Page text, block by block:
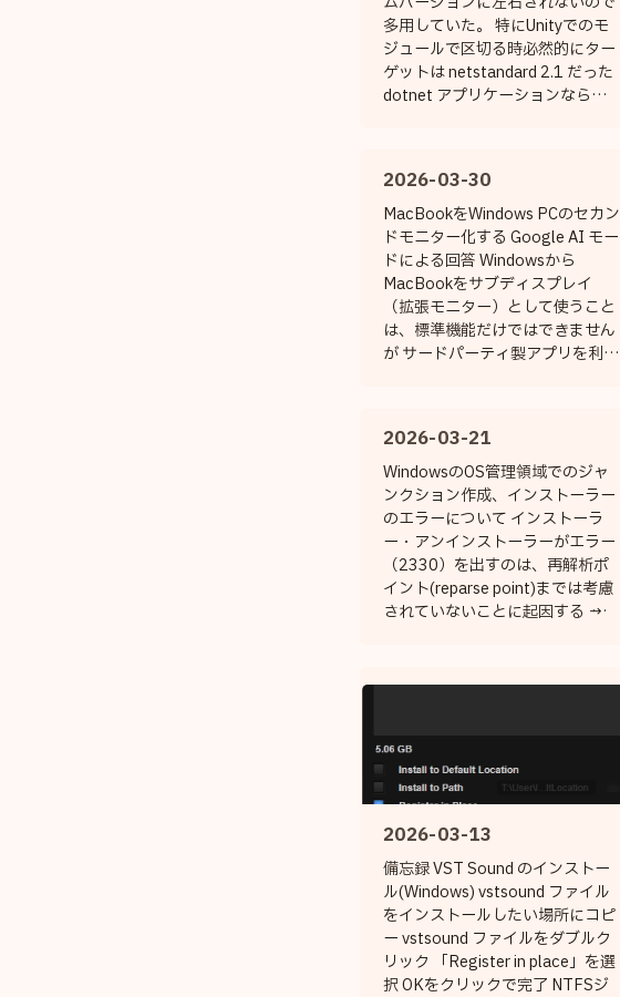
多用していた。 特にUnityでのモ
ジュールで区切る時必然的にター
ゲットは netstandard 2.1 だった
dotnet アプリケーションならむ
プリ群の内部モジュール」で、実
行アプリがすべて .NET 10 なら、
モジュール側も net10.0 で問題あ
りません。むしろ自然です。
Microsoft 公式ガイドでも、アプ
リを複数プロジェクトに分割して
いる「...
2026-03-30
MacBookをWindows PCのセカン
ドモニター化する Google AI モー
ドによる回答 Windowsから
MacBookをサブディスプレイ
（拡張モニター）として使うこと
は、標準機能だけではできません
が サードパーティ製アプリを利用
1.
2026-03-21
WindowsのOS管理領域でのジャ
ンクション作成、インストーラー
のエラーについて インストーラ
ー・アンインストーラーがエラー
（2330）を出すのは、再解析ポ
イント(reparse point)までは考慮
されていないことに起因する → イ
るか否かで分かれる ChatGPT い
で逃がさないほうがよい代表例」
を C:\ProgramData 以外で挙げる
と 最優先で避けたい場所
Windows 本体 C:\Windows
C:\Windows\System32 C...
2026-03-13
備忘録 VST Sound のインストー
ル(Windows) vstsound ファイル
をインストールしたい場所にコピ
ー vstsound ファイルをダブルク
リック 「Register in place」を選
択 OKをクリックで完了 NTFSジ